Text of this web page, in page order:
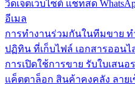
วิดเจ็ตเว็บไซต์ แชทสด
อีเมล
การทำงานร่วมกันในทีมขาย ท
ปฏิทิน ที่เก็บไฟล์ เอกสารออนไ
การเปิดใช้การขาย รับใบเสนอ
แค็ตตาล็อก สินค้าคงคลัง ลาย